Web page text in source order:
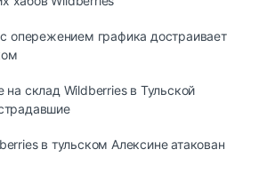
опережением графика достраивает
на склад Wildberries в Тульской
в тульском Алексине атакован